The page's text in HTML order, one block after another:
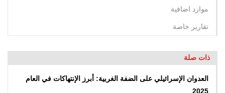
موارد اضافية
تقارير خاصة
ذات صلة
العدوان الإسرائيلي على الضفة الغربية: أبرز الإنتهاكات في العام
2025